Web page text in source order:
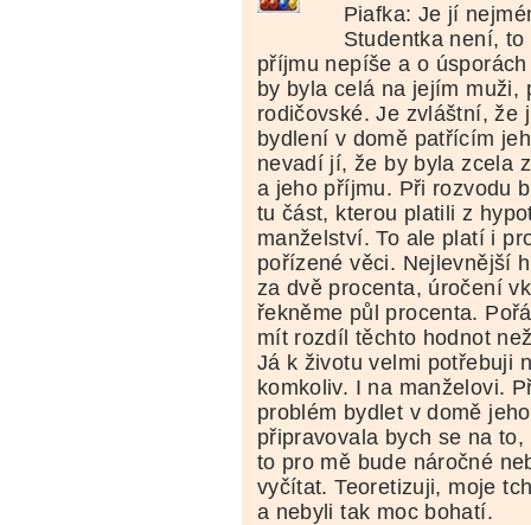
Piafka: Je jí
Studentka není,
příjmu nepíše a o
by byla celá na jejím muži,
rodičovské. Je zvláštní, že
bydlení v domě patřícím
nevadí jí, že by byla zcela
a jeho příjmu. Při rozvodu
tu část, kterou platili z
manželství. To ale platí i
pořízené věci. Nejlevnější
za dvě procenta, úročení
řekněme půl procenta.
mít rozdíl těchto hodnot
Já k životu velmi potřebuji
komkoliv. I na manželovi.
problém bydlet v domě
připravovala bych se na
to pro mě bude náročné
vyčítat. Teoretizuji, moje
a nebyli tak moc bohatí.